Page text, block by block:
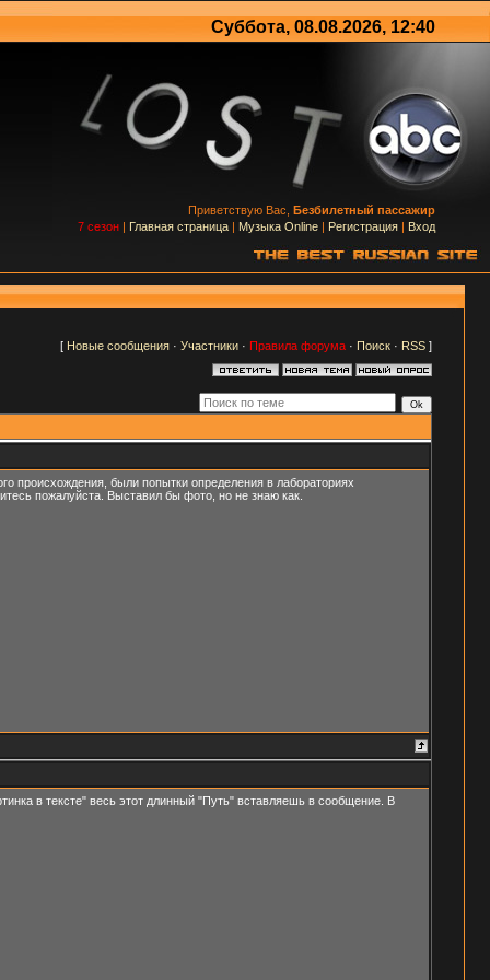
Суббота, 08.08.2026, 12:40
Приветствую Вас, Безбилетный пассажир
7 сезон | Главная страница | Музыка Online | Регистрация | Вход
[ Новые сообщения· Участники· Правила форума· Поиск· RSS]
происхождения, были попытки определения в лабораториях
пожалуйста. Выставил бы фото, но не знаю как.
в тексте" весь этот длинный "Путь" вставляешь в сообщение. В